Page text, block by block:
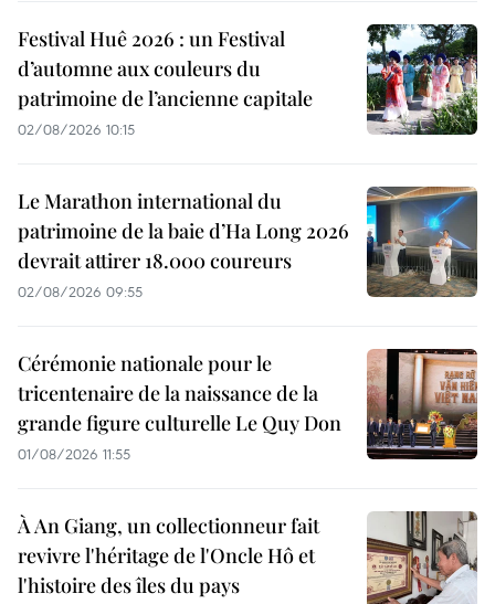
Festival Huê 2026 : un Festival
d’automne aux couleurs du
patrimoine de l’ancienne capitale
02/08/2026 10:15
Le Marathon international du
patrimoine de la baie d’Ha Long 2026
devrait attirer 18.000 coureurs
02/08/2026 09:55
Cérémonie nationale pour le
tricentenaire de la naissance de la
grande figure culturelle Le Quy Don
01/08/2026 11:55
À An Giang, un collectionneur fait
revivre l'héritage de l'Oncle Hô et
l'histoire des îles du pays